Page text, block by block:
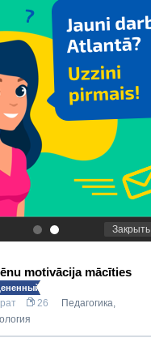
. Закрыть
motivācija mācīties
26 Педагогика,